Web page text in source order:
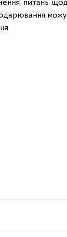
питань